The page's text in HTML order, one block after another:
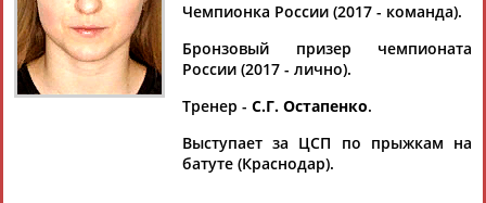
Дмитрий
АБАРЕНОВ
Тамилла
АБАСОВА
Рамазан
АБАЧАРАЕВ
Ростом
Татьяна
Акжана
Чемпионка России (2017 - команда).
Бронзовый призер чемпионата
России (2017 - лично).
Тренер - С.Г. Остапенко.
Выступает за ЦСП по прыжкам на
батуте (Краснодар).